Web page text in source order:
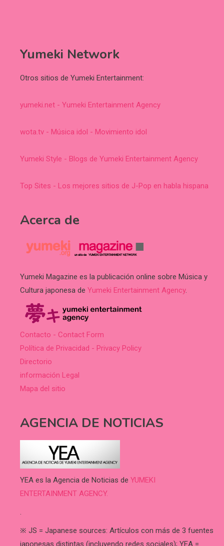
Yumeki Network
Otros sitios de Yumeki Entertainment:
yumeki.net - Yumeki Entertainment Agency
wota.tv - Música idol - Movimiento idol
Yumeki Style - Blogs de Yumeki Entertainment Agency
Top Sites - Los mejores sitios de J-Pop en habla hispana
Acerca de
Yumeki Magazine es la publicación online sobre Música y
Cultura japonesa de Yumeki Entertainment Agency.
Contacto - Contact Form
Política de Privacidad - Privacy Policy
Directorio
información Legal
Mapa del sitio
AGENCIA DE NOTICIAS
YEA es la Agencia de Noticias de YUMEKI
ENTERTAINMENT AGENCY.
.
※ JS = Japanese sources: Artículos con más de 3 fuentes